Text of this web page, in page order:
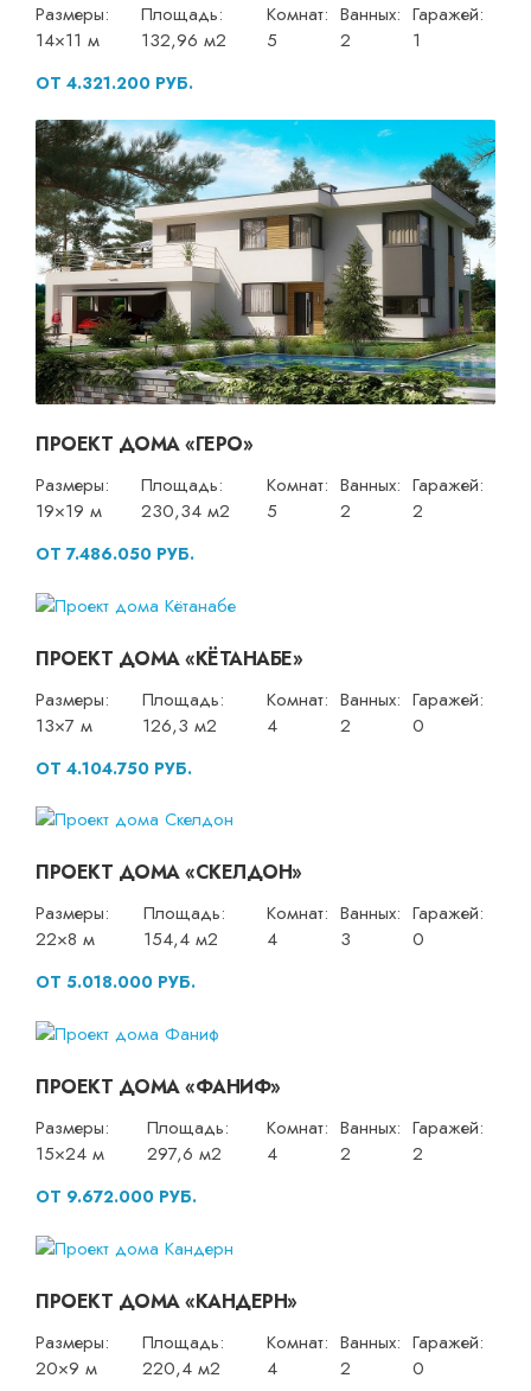
Размеры:
14×11 м
Площадь:
132,96 м2
Комнат:
5
Ванных:
2
Гаражей:
1
ОТ 4.321.200 РУБ.
ПРОЕКТ ДОМА «ГЕРО»
Размеры:
19×19 м
Площадь:
230,34 м2
Комнат:
5
Ванных:
2
Гаражей:
2
ОТ 7.486.050 РУБ.
ПРОЕКТ ДОМА «КЁТАНАБЕ»
Размеры:
13×7 м
Площадь:
126,3 м2
Комнат:
4
Ванных:
2
Гаражей:
0
ОТ 4.104.750 РУБ.
ПРОЕКТ ДОМА «СКЕЛДОН»
Размеры:
22×8 м
Площадь:
154,4 м2
Комнат:
4
Ванных:
3
Гаражей:
0
ОТ 5.018.000 РУБ.
ПРОЕКТ ДОМА «ФАНИФ»
Размеры:
15×24 м
Площадь:
297,6 м2
Комнат:
4
Ванных:
2
Гаражей:
2
ОТ 9.672.000 РУБ.
ПРОЕКТ ДОМА «КАНДЕРН»
Размеры:
20×9 м
Площадь:
220,4 м2
Комнат:
4
Ванных:
2
Гаражей:
0